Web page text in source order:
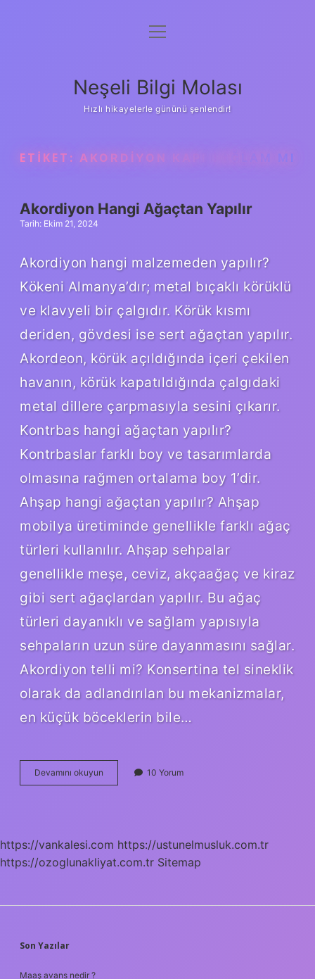
Anasayfa
Yasal Uyarı
menüyü
Neşeli Bilgi Molası
Hızlı hikayelerle gününü şenlendir!
ETIKET: AKORDIYON KAPI SAĞLAM MI
Akordiyon Hangi Ağaçtan Yapılır
Tarih: Ekim 21, 2024
Akordiyon hangi malzemeden yapılır?
Kökeni Almanya’dır; metal bıçaklı körüklü
ve klavyeli bir çalgıdır. Körük kısmı
deriden, gövdesi ise sert ağaçtan yapılır.
Akordeon, körük açıldığında içeri çekilen
havanın, körük kapatıldığında çalgıdaki
metal dillere çarpmasıyla sesini çıkarır.
Kontrbas hangi ağaçtan yapılır?
Kontrbaslar farklı boy ve tasarımlarda
olmasına rağmen ortalama boy 1’dir.
Ahşap hangi ağaçtan yapılır? Ahşap
mobilya üretiminde genellikle farklı ağaç
türleri kullanılır. Ahşap sehpalar
genellikle meşe, ceviz, akçaağaç ve kiraz
gibi sert ağaçlardan yapılır. Bu ağaç
türleri dayanıklı ve sağlam yapısıyla
sehpaların uzun süre dayanmasını sağlar.
Akordiyon telli mi? Konsertina tel sineklik
olarak da adlandırılan bu mekanizmalar,
en küçük böceklerin bile…
Devamını okuyun Akordiyon
Hangi
10 Yorum
https://vankalesi.com https://ustunelmusluk.com.tr
https://ozoglunakliyat.com.tr Sitemap
SIDEBAR
Son Yazılar
Maaş avans nedir ?